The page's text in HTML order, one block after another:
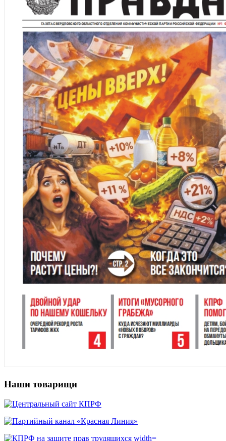
Наши товарищи